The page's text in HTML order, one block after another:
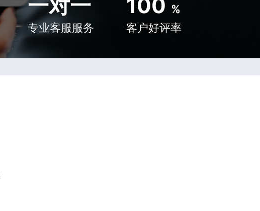
一对一
专业客服服务
100 %
客户好评率